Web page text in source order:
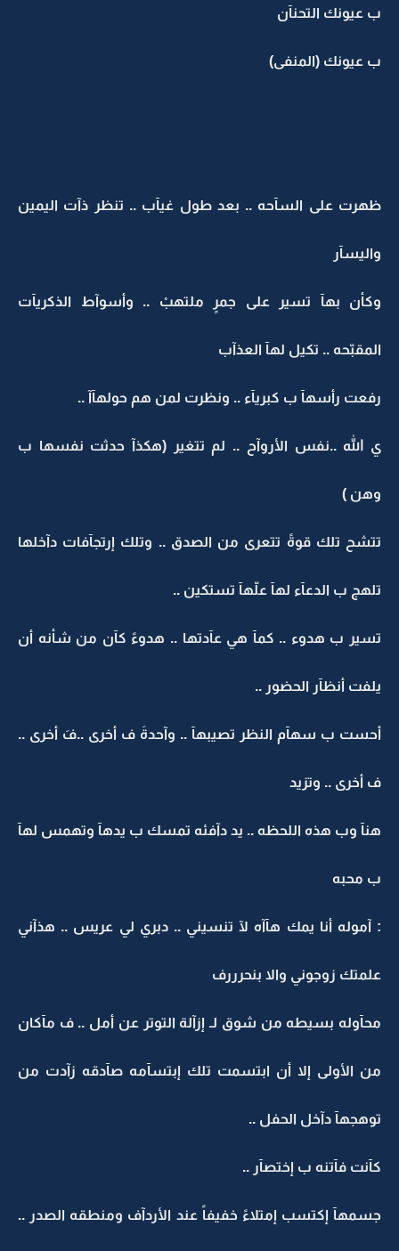
ب عيونك التحنآن
ب عيونك (المنفى)
ظهرت على السآحه .. بعد طول غيآب .. تنظر ذآت اليمين
واليسآر
وكأن بهآ تسير على جمرٍ ملتهبْ .. وأسوآط الذكريآت
المقبّحه .. تكيل لهآ العذآب
رفعت رأسهآ ب كبريآء .. ونظرت لمن هم حولهآآ ..
ي الله ..نفس الأروآح .. لم تتغير (هكذآ حدثت نفسها ب
وهن )
تتشح تلك قوةً تتعرى من الصدق .. وتلك إرتجآفات دآخلها
تلهج ب الدعآء لهآ علّهآ تستكين ..
تسير ب هدوء .. كمآ هي عآدتها .. هدوءً كآن من شأنه أن
يلفت أنظآر الحضور ..
أحست ب سهآم النظر تصيبهآ .. وآحدةَ ف أخرى ..فَ أخرى ..
ف أخرى .. وتزيد
هنآ وب هذه اللحظه .. يد دآفئه تمسك ب يدهآ وتهمس لهآ
ب محبه
: آموله أنا يمك هآآه لآ تنسيني .. دبري لي عريس .. هذآني
علمتك زوجوني والا بنحرررف
محآوله بسيطه من شوق لـ إزآلة التوتر عن أمل .. ف مآكان
من الأولى إلا أن ابتسمت تلك إبتسآمه صآدقه زآدت من
توهجهآ دآخل الحفل ..
كآنت فآتنه ب إختصآر ..
جسمهآ إكتسب إمتلاءً خفيفاً عند الأردآف ومنطقه الصدر ..